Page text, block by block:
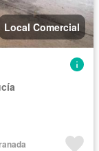
Local Comercial